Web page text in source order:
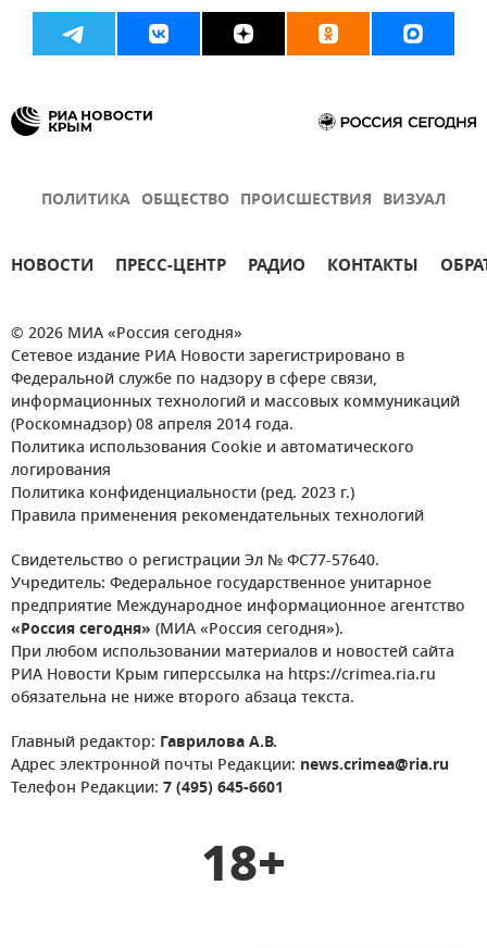
ПОЛИТИКА ОБЩЕСТВО ПРОИСШЕСТВИЯ ВИЗУАЛ
НОВОСТИ ПРЕСС-ЦЕНТР РАДИО КОНТАКТЫ
© 2026 МИА «Россия сегодня»
Сетевое издание РИА Новости зарегистрировано в
Федеральной службе по надзору в сфере связи,
информационных технологий и массовых коммуникаций
(Роскомнадзор) 08 апреля 2014 года.
Политика использования Cookie и автоматического
логирования
Политика конфиденциальности (ред. 2023 г.)
Правила применения рекомендательных технологий
Свидетельство о регистрации Эл № ФС77-57640.
Учредитель: Федеральное государственное унитарное
предприятие Международное информационное агентство
«Россия сегодня» (МИА «Россия сегодня»).
При любом использовании материалов и новостей сайта
РИА Новости Крым гиперссылка на https://crimea.ria.ru
обязательна не ниже второго абзаца текста.
Главный редактор: Гаврилова А.В.
Адрес электронной почты Редакции: news.crimea@ria.ru
Телефон Редакции: 7 (495) 645-6601
18+